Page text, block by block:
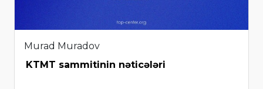
Murad Muradov
KTMT sammitinin nəticələri